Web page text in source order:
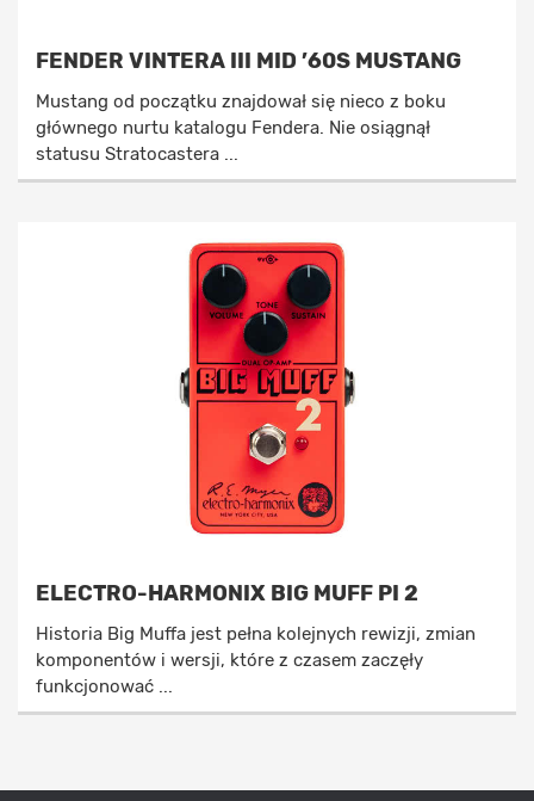
FENDER VINTERA III MID ’60S MUSTANG
Mustang od początku znajdował się nieco z boku
głównego nurtu katalogu Fendera. Nie osiągnął
statusu Stratocastera ...
ELECTRO-HARMONIX BIG MUFF PI 2
Historia Big Muffa jest pełna kolejnych rewizji, zmian
komponentów i wersji, które z czasem zaczęły
funkcjonować ...